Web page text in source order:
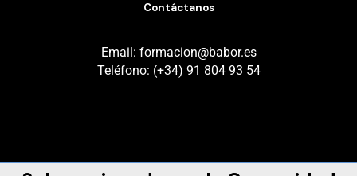
Contáctanos
Email: formacion@babor.es
Teléfono: (+34) 91 804 93 54